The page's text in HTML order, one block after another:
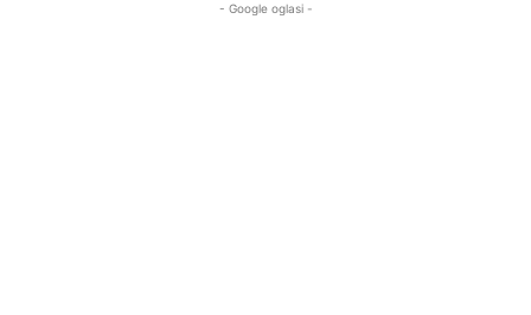
- Google oglasi -